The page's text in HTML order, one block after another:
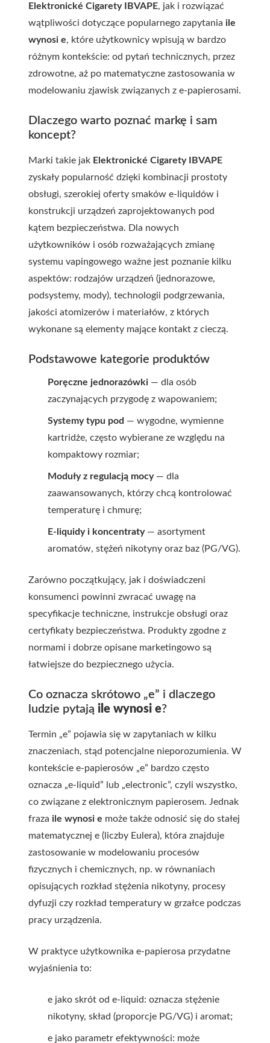
Elektronické Cigarety IBVAPE, jak i rozwiązać
wątpliwości dotyczące popularnego zapytania ile
wynosi e, które użytkownicy wpisują w bardzo
różnym kontekście: od pytań technicznych, przez
zdrowotne, aż po matematyczne zastosowania w
modelowaniu zjawisk związanych z e-papierosami.
Dlaczego warto poznać markę i sam
koncept?
Marki takie jak Elektronické Cigarety IBVAPE
zyskały popularność dzięki kombinacji prostoty
obsługi, szerokiej oferty smaków e-liquidów i
konstrukcji urządzeń zaprojektowanych pod
kątem bezpieczeństwa. Dla nowych
użytkowników i osób rozważających zmianę
systemu vapingowego ważne jest poznanie kilku
aspektów: rodzajów urządzeń (jednorazowe,
podsystemy, mody), technologii podgrzewania,
jakości atomizerów i materiałów, z których
wykonane są elementy mające kontakt z cieczą.
Podstawowe kategorie produktów
Poręczne jednorazówki — dla osób
zaczynających przygodę z wapowaniem;
Systemy typu pod — wygodne, wymienne
kartridże, często wybierane ze względu na
kompaktowy rozmiar;
Moduły z regulacją mocy— dla
zaawansowanych, którzy chcą kontrolować
temperaturę i chmurę;
E-liquidy i koncentraty— asortyment
aromatów, stężeń nikotyny oraz baz (PG/VG).
Zarówno początkujący, jak i doświadczeni
konsumenci powinni zwracać uwagę na
specyfikacje techniczne, instrukcje obsługi oraz
certyfikaty bezpieczeństwa. Produkty zgodne z
normami i dobrze opisane marketingowo są
łatwiejsze do bezpiecznego użycia.
Co oznacza skrótowo „e” i dlaczego
ludzie pytają ile wynosi e?
Termin „e” pojawia się w zapytaniach w kilku
znaczeniach, stąd potencjalne nieporozumienia. W
kontekście e-papierosów „e” bardzo często
oznacza „e-liquid” lub „electronic”, czyli wszystko,
co związane z elektronicznym papierosem. Jednak
fraza ile wynosi e może także odnosić się do stałej
matematycznej e (liczby Eulera), która znajduje
zastosowanie w modelowaniu procesów
fizycznych i chemicznych, np. w równaniach
opisujących rozkład stężenia nikotyny, procesy
dyfuzji czy rozkład temperatury w grzałce podczas
pracy urządzenia.
W praktyce użytkownika e-papierosa przydatne
wyjaśnienia to:
e jako skrót od e-liquid: oznacza stężenie
nikotyny, skład (proporcje PG/VG) i aromat;
e jako parametr efektywności: może